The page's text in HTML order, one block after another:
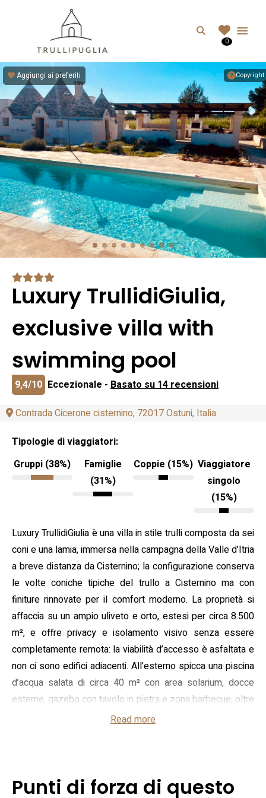
Search
0
Copyright
Aggiungi ai preferiti
Luxury TrullidiGiulia,
exclusive villa with
swimming pool
9,4/10 Eccezionale - Basato su 14 recensioni
Contrada Cicerone cisternino, 72017 Ostuni, Italia
Tipologie di viaggiatori:
Gruppi (38%)
Famiglie
(31%)
Coppie (15%) Viaggiatore
singolo
(15%)
Luxury TrullidiGiulia è una villa in stile trulli composta da sei
coni e una lamia, immersa nella campagna della Valle d’Itria
a breve distanza da Cisternino; la configurazione conserva
le volte coniche tipiche del trullo a Cisternino ma con
finiture rinnovate per il comfort moderno. La proprietà si
affaccia su un ampio uliveto e orto, estesi per circa 8.500
m², e offre privacy e isolamento visivo senza essere
completamente remota: la viabilità d’accesso è asfaltata e
non ci sono edifici adiacenti. All’esterno spicca una piscina
d’acqua salata di circa 40 m² con area solarium, docce
esterne, gazebo con tavolo in pietra e zona barbecue, oltre
a una piazza lastricata di pietra di ampie dimensioni
un trullo con letto matrimoniale principale (190x160 cm) e
Read more
Punti di forza di questo